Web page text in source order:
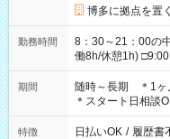
博多に拠点を置
勤務時間
8：30～21：00の中で実働6ｈ～ ＜
働8h/休憩1h)
8h/休憩1h) □10:00
8h/休憩1h) □11:00
6h/休憩1h) ＊
期間
随時～長期 ＊1ヶ
＊スタート日相談
特徴 日払いOK / 履歴書